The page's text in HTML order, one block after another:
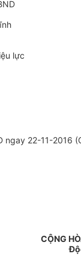
lực
ngay 22-11-2016
CỘNG